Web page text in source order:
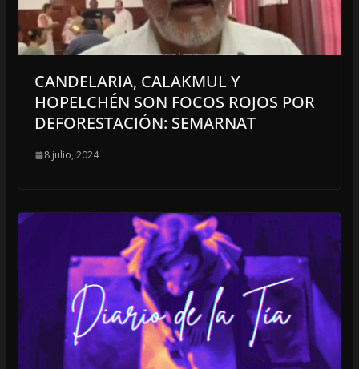
CANDELARIA, CALAKMUL Y
HOPELCHÉN SON FOCOS ROJOS POR
DEFORESTACIÓN: SEMARNAT
8 julio, 2024